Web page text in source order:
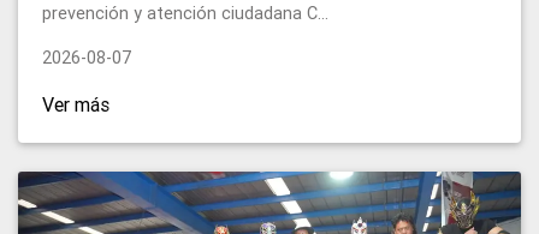
prevención y atención ciudadana C...
2026-08-07
Ver más